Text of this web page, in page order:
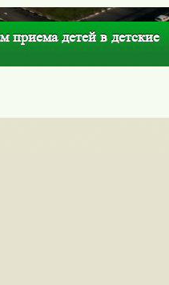
приема детей в детские